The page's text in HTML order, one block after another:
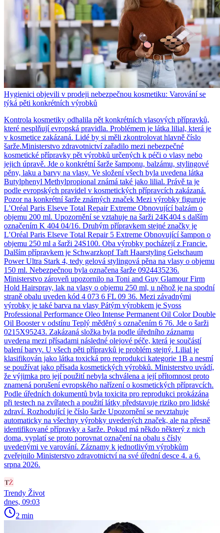
Hygienici objevili v prodeji nebezpečnou kosmetiku: Varování se
týká pěti konkrétních výrobků
Kontrola kosmetiky odhalila pět konkrétních vlasových přípravků,
které nesplňují evropská pravidla. Problémem je látka lilial, která je
v kosmetice zakázaná. Lidé by si měli zkontrolovat hlavně číslo
šarže.Ministerstvo zdravotnictví zařadilo mezi nebezpečné
kosmetické přípravky pět výrobků určených k péči o vlasy nebo
jejich úpravě. Jde o konkrétní šarže šamponu, balzámu, stylingové
pěny, laku a barvy na vlasy. Ve složení všech byla uvedena látka
Butylphenyl Methylpropional známá také jako lilial. Právě ta je
podle evropských pravidel v kosmetických přípravcích zakázaná.
Pozor na konkrétní šarže známých značek Mezi výrobky figuruje
L’Oréal Paris Elseve Total Repair Extreme Obnovující balzám o
objemu 200 ml. Upozornění se vztahuje na šarži 24K404 s dalším
označením K 404 04/16. Druhým přípravkem stejné značky je
L’Oréal Paris Elseve Total Repair 5 Extreme Obnovující šampon o
objemu 250 ml a šarži 24S100. Oba výrobky pocházejí z Francie.
Dalším přípravkem je Schwarzkopf Taft Haarstyling Gelschaum
Power Ultra Stark 4, tedy gelová stylingová pěna na vlasy o objemu
150 ml. Nebezpečnou byla označena šarže 0924435236.
Ministerstvo zároveň upozornilo na Toni and Guy Glamour Firm
Hold Hairspray, lak na vlasy o objemu 250 ml, u něhož je na spodní
straně obalu uveden kód 4 073 6 FL 09 36. Mezi závadnými
výrobky je také barva na vlasy Pátým výrobkem je Syoss
Professional Performance Oleo Intense Permanent Oil Color Double
Oil Booster v odstínu Teplý měděný s označením 6 76. Jde o šarži
0215X95243. Zakázaná složka byla podle úředního záznamu
uvedena mezi přísadami následné olejové péče, která je součástí
balení barvy. U všech pěti přípravků je problém stejný. Lilial je
klasifikován jako látka toxická pro reprodukci kategorie 1B a nesmí
se používat jako přísada kosmetických výrobků. Ministerstvo uvádí,
že výjimka pro její použití nebyla schválena a její přítomnost proto
znamená porušení evropského nařízení o kosmetických přípravcích.
Podle úředních dokumentů byla toxicita pro reprodukci prokázána
při testech na zvířatech a použití látky představuje riziko pro lidské
zdraví. Rozhodující je číslo šarže Upozornění se nevztahuje
automaticky na všechny výrobky uvedených značek, ale na přesně
identifikované přípravky a šarže. Pokud má někdo některý z nich
doma, vyplatí se proto porovnat označení na obalu s čísly
uvedenými ve varování. Záznamy k jednotlivým výrobkům
zveřejnilo Ministerstvo zdravotnictví na své úřední desce 4. a 6.
srpna 2026.
Trendy Život
dnes, 09:03
2 min